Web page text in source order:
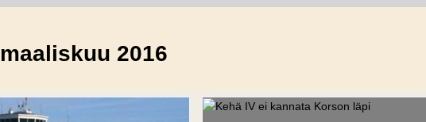
maaliskuu 2016